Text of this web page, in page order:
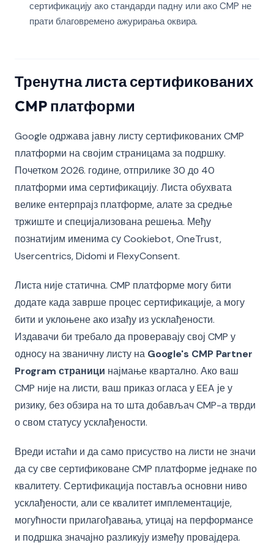
сертификацију ако стандарди падну или ако CMP не
прати благовремено ажурирања оквира.
Тренутна листа сертификованих
CMP платформи
Google одржава јавну листу сертификованих CMP
платформи на својим страницама за подршку.
Почетком 2026. године, отприлике 30 до 40
платформи има сертификацију. Листа обухвата
велике ентерпрајз платформе, алате за средње
тржиште и специјализована решења. Међу
познатијим именима су Cookiebot, OneTrust,
Usercentrics, Didomi и FlexyConsent.
Листа није статична. CMP платформе могу бити
додате када заврше процес сертификације, а могу
бити и уклоњене ако изађу из усклађености.
Издавачи би требало да проверавају свој CMP у
односу на званичну листу на Google's CMP Partner
Program страници најмање квартално. Ако ваш
CMP није на листи, ваш приказ огласа у EEA је у
ризику, без обзира на то шта добављач CMP-а тврди
о свом статусу усклађености.
Вреди истаћи и да само присуство на листи не значи
да су све сертификоване CMP платформе једнаке по
квалитету. Сертификација поставља основни ниво
усклађености, али се квалитет имплементације,
могућности прилагођавања, утицај на перформансе
и подршка значајно разликују између провајдера.